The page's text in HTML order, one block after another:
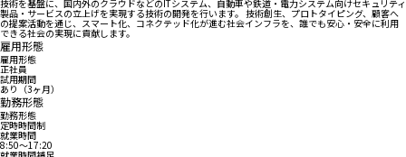
技術を基盤に、国内外のクラウドなどのITシステム、自動車や鉄道・電力システム向けセキュリティ
製品・サービスの立上げを実現する技術の開発を行います。 技術創生、プロトタイピング、顧客へ
の提案活動を通じ、スマート化、コネクテッド化が進む社会インフラを、誰でも安心・安全に利用
できる社会の実現に貢献します。
雇用形態
雇用形態
正社員
試用期間
あり（3ヶ月）
勤務形態
勤務形態
定時時間制
就業時間
8:50〜17:20
就業時間補足